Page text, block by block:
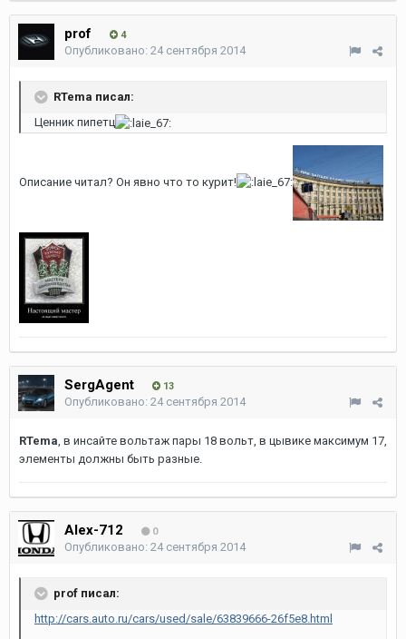
prof 4
Опубликовано: 24 сентября 2014
RTema писал:
Ценник пипетц
Описание читал? Он явно что то курит!
SergAgent 13
Опубликовано: 24 сентября 2014
RTema, в инсайте вольтаж пары 18 вольт, в цывике максимум 17,
элементы должны быть разные.
Alex-712 0
Опубликовано: 24 сентября 2014
prof писал:
http://cars.auto.ru/cars/used/sale/63839666-26f5e8.html